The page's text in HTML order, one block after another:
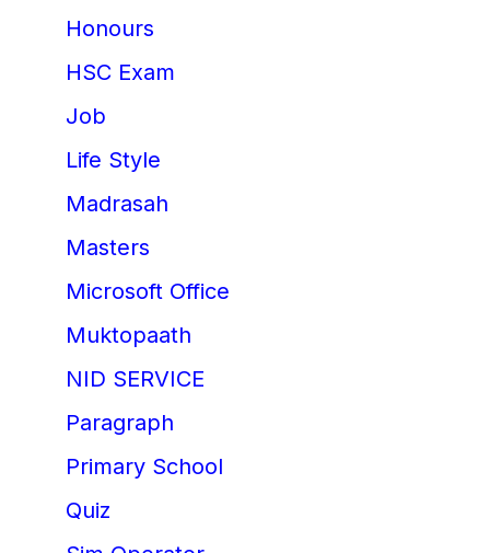
Honours
HSC Exam
Job
Life Style
Madrasah
Masters
Microsoft Office
Muktopaath
NID SERVICE
Paragraph
Primary School
Quiz